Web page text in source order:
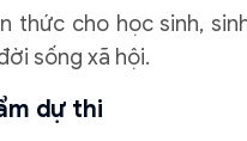
thức cho học sinh,
sống xã hội.
dự thi